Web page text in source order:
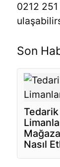
0212
Son
Nasıl